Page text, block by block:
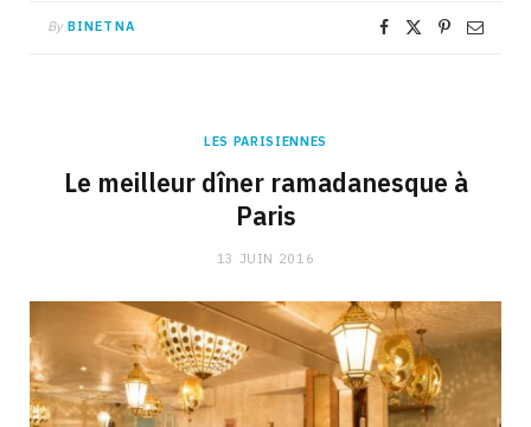
By BINETNA
LES PARISIENNES
Le meilleur dîner ramadanesque à
Paris
13 JUIN 2016